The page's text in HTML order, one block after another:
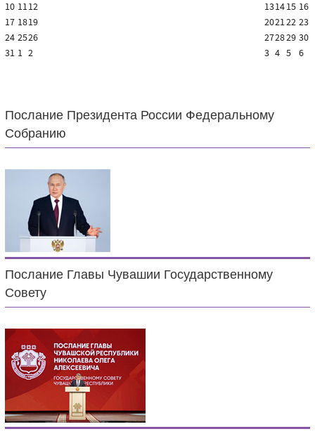
10 1112 131415 16
17 1819 202122 23
24 2526 272829 30
31 1 2 3 4 5 6
Послание Президента России Федеральному
Собранию
Послание Главы Чувашии Государственному
Совету